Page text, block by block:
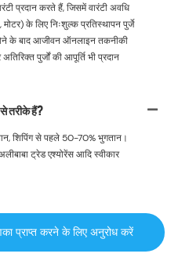
प्रदान करते हैं, जिसमें वारंटी अवधि
के लिए निःशुल्क प्रतिस्थापन पुर्जे
के बाद आजीवन ऑनलाइन तकनीकी
पुर्जों की आपूर्ति भी प्रदान
तरीके हैं?
शिपिंग से पहले 50-70% भुगतान।
ट्रेड एश्योरेंस आदि स्वीकार
प्राप्त करने के लिए अनुरोध करें